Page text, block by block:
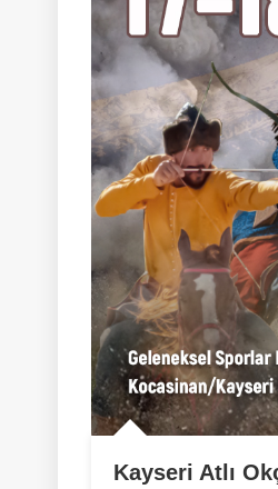
Kayseri Atlı